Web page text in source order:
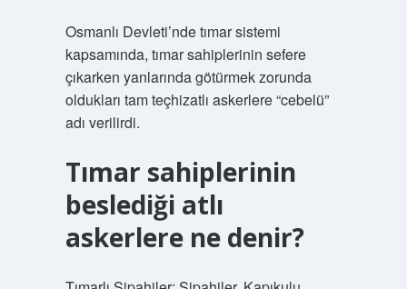
Osmanlı Devleti’nde tımar sistemi
kapsamında, tımar sahiplerinin sefere
çıkarken yanlarında götürmek zorunda
oldukları tam teçhizatlı askerlere “cebelü”
adı verilirdi.
Tımar sahiplerinin
beslediği atlı
askerlere ne denir?